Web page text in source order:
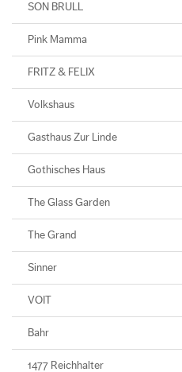
SON BRULL
Pink Mamma
FRITZ & FELIX
Volkshaus
Gasthaus Zur Linde
Gothisches Haus
The Glass Garden
The Grand
Sinner
VOIT
Bahr
1477 Reichhalter